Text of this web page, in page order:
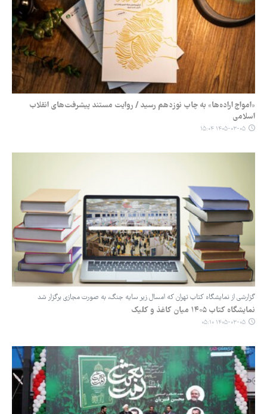
«امواج اراده‌ها» به چاپ نوزدهم رسید / روایت مستند پیشرفت‌های انقلاب
اسلامی
۱۴۰۵-۰۳-۰۵ ۱۵:۰۴
گزارشی از نمایشگاه کتاب تهران که امسال زیر سایه جنگ، به صورت مجازی برگزار شد
نمایشگاه کتاب ۱۴۰۵ میان کاغذ و کلیک
۱۴۰۵-۰۳-۰۵ ۰۵:۱۰